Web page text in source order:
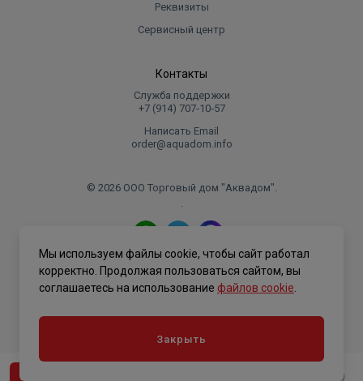
Реквизиты
Сервисный центр
Контакты
Служба поддержки
+7 (914) 707‑10‑57
Написать Email
order@aquadom.info
© 2026 ООО Торговый дом "Аквадом".
.
Политика конфиденциальности
Мы используем файлы cookie, чтобы сайт работал
корректно. Продолжая пользоваться сайтом, вы
соглашаетесь на использование файлов cookie
Закрыть